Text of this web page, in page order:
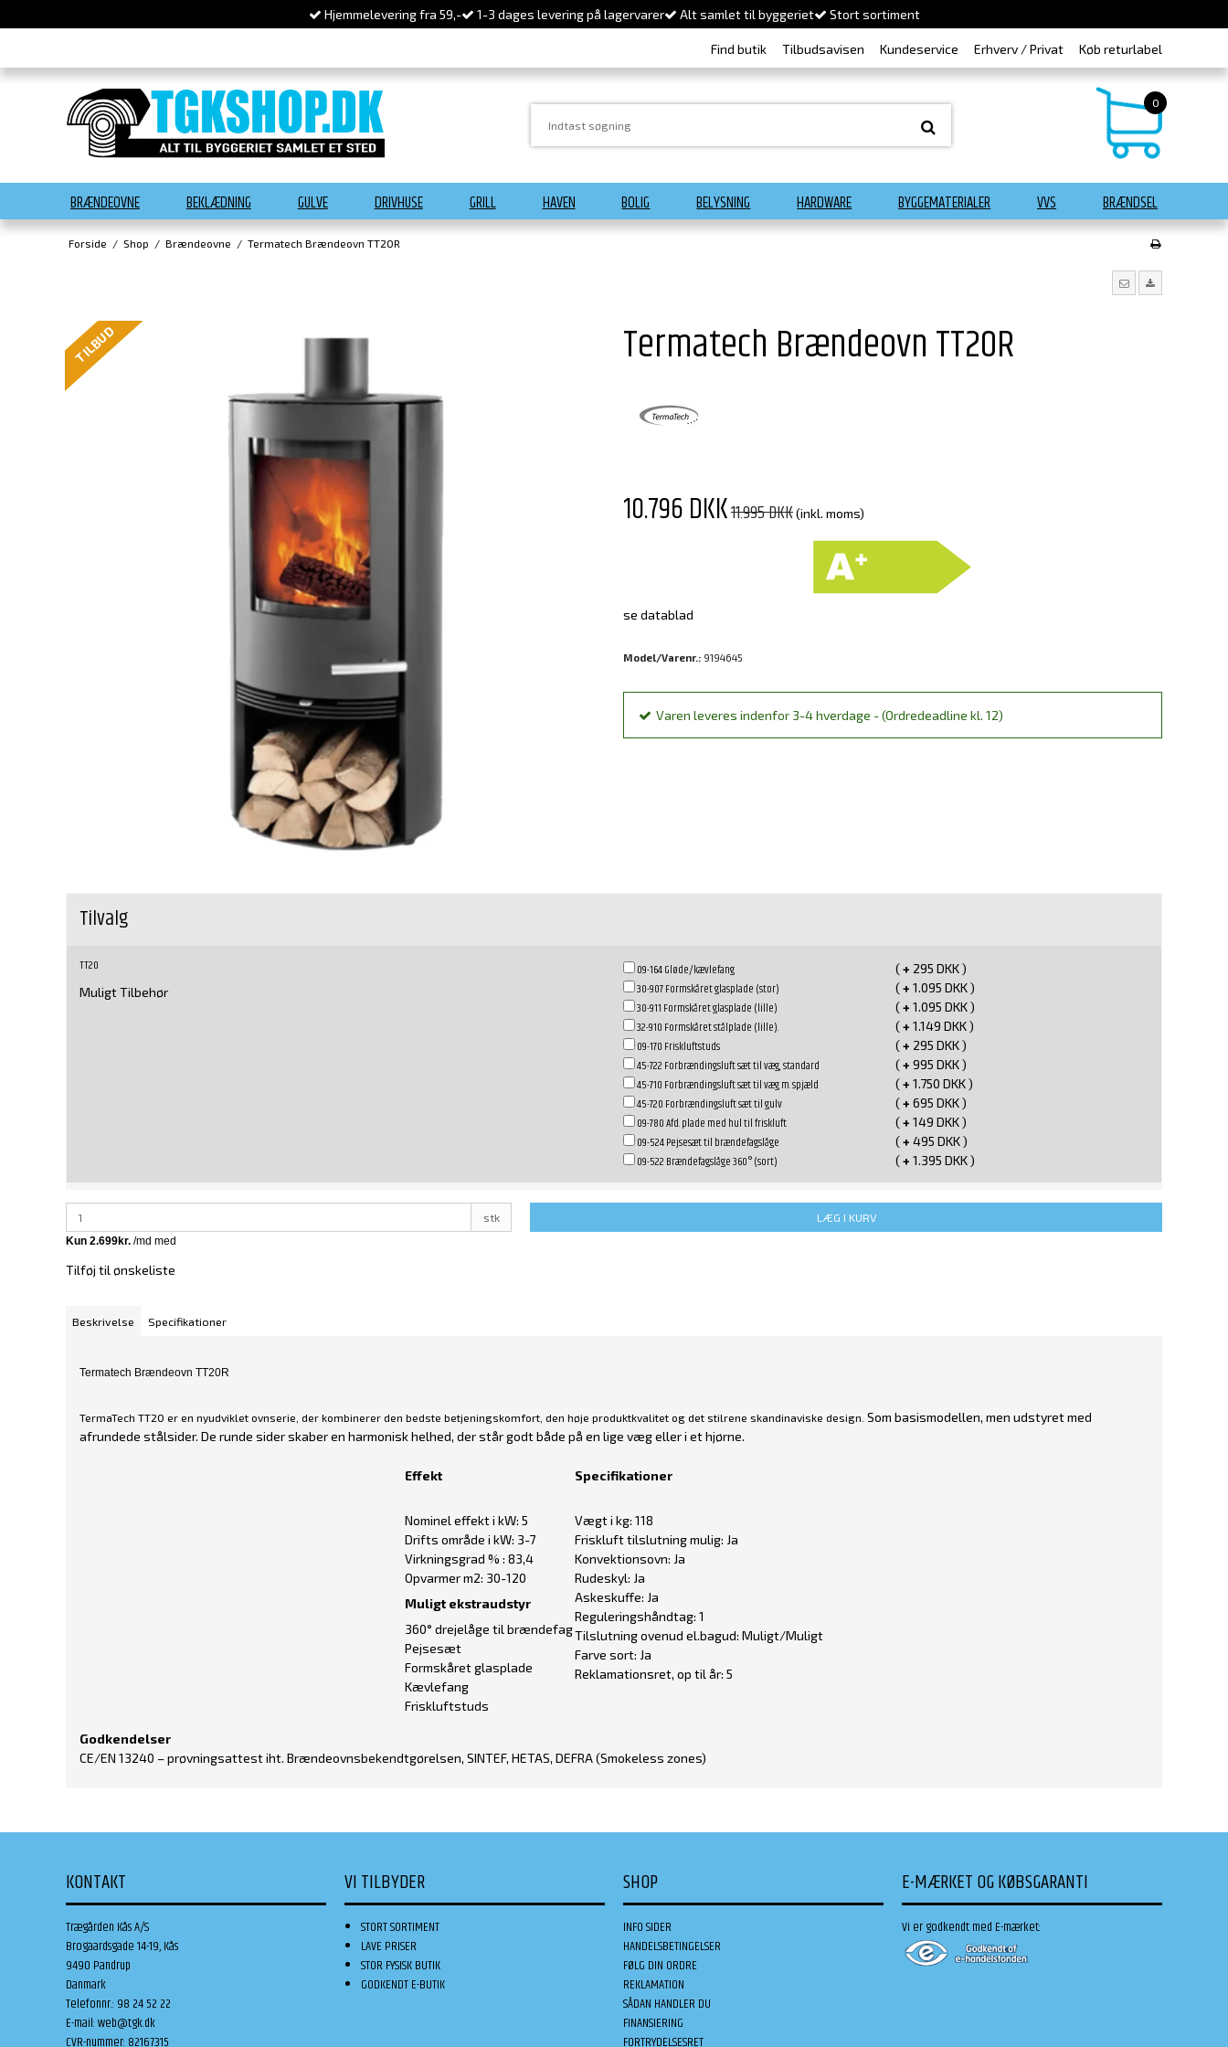
Hjemmelevering fra 59,- 1-3 dages levering på lagervarer Alt samlet til byggeriet Stort sortiment
Find butik Tilbudsavisen Kundeservice Erhverv / Privat Køb returlabel
0
BRÆNDEOVNE BEKLÆDNING GULVE DRIVHUSE GRILL HAVEN BOLIG BELYSNING HARDWARE BYGGEMATERIALER VVS BRÆNDSEL
Forside / Shop / Brændeovne / Termatech Brændeovn TT20R
TILBUD Termatech Brændeovn TT20R
10.796 DKK11.995 DKK(inkl. moms)
se datablad
Model/Varenr.: 9194645
Varen leveres indenfor 3-4 hverdage - (Ordredeadline kl. 12)
Tilvalg
TT20
Muligt Tilbehør
09-164 Gløde/kævlefang (+ 295 DKK )
30-907 Formskåret glasplade (stor) (+ 1.095 DKK )
30-911 Formskåret glasplade (lille) (+ 1.095 DKK )
32-910 Formskåret stålplade (lille). (+ 1.149 DKK )
09-170 Friskluftstuds (+ 295 DKK )
45-722 Forbrændingsluft sæt til væg, standard (+ 995 DKK )
45-710 Forbrændingsluft sæt til væg m. spjæld (+ 1.750 DKK )
45-720 Forbrændingsluft sæt til gulv (+ 695 DKK )
09-780 Afd. plade med hul til friskluft (+ 149 DKK )
09-524 Pejsesæt til brændefagslåge (+ 495 DKK )
09-522 Brændefagslåge 360° (sort) (+ 1.395 DKK )
stk LÆG I KURV
Tilføj til ønskeliste
Beskrivelse Specifikationer
Termatech Brændeovn TT20R
TermaTech TT20 er en nyudviklet ovnserie, der kombinerer den bedste betjeningskomfort, den høje produktkvalitet og det stilrene skandinaviske design. Som basismodellen, men udstyret med
afrundede stålsider. De runde sider skaber en harmonisk helhed, der står godt både på en lige væg eller i et hjørne.
Effekt
Nominel effekt i kW: 5
Drifts område i kW: 3-7
Virkningsgrad % : 83,4
Opvarmer m2: 30-120
Muligt ekstraudstyr
360° drejelåge til brændefag
Pejsesæt
Formskåret glasplade
Kævlefang
Friskluftstuds
Specifikationer
Vægt i kg: 118
Friskluft tilslutning mulig: Ja
Konvektionsovn: Ja
Rudeskyl: Ja
Askeskuffe: Ja
Reguleringshåndtag: 1
Tilslutning ovenud el.bagud: Muligt/Muligt
Farve sort: Ja
Reklamationsret, op til år: 5
Godkendelser
CE/EN 13240 – prøvningsattest iht. Brændeovnsbekendtgørelsen, SINTEF, HETAS, DEFRA (Smokeless zones)
KONTAKT
Trægården Kås A/S
Brogaardsgade 14-19, Kås
9490 Pandrup
Danmark
Telefonnr.: 98 24 52 22
E-mail:web@tgk.dk
CVR-nummer: 82167315
VI TILBYDER
STORT SORTIMENT
LAVE PRISER
STOR FYSISK BUTIK
GODKENDT E-BUTIK
SHOP
INFO SIDER
HANDELSBETINGELSER
FØLG DIN ORDRE
REKLAMATION
SÅDAN HANDLER DU
FINANSIERING
FORTRYDELSESRET
E-MÆRKET OG KØBSGARANTI
Vi er godkendt med E-mærket: